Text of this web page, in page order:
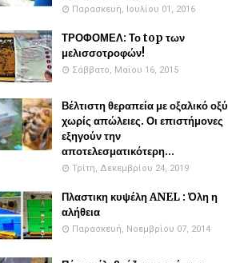
Παρασκευή, Ιουλίου 01, 2016
ΤΡΟΦΟΜΕΛ: Το top των
μελισσοτροφών!
Σάββατο, Μαΐου 16, 2015
Βέλτιστη θεραπεία με οξαλικό οξύ
χωρίς απώλειες. Οι επιστήμονες
εξηγούν την
αποτελεσματικότερη...
Τρίτη, Δεκεμβρίου 24, 2019
Πλαστικη κυψέλη ANEL : Όλη η
αλήθεια
Παρασκευή, Νοεμβρίου 07, 2014